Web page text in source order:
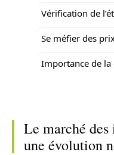
Vérification de
Se méfier des
Importance de la
Le marché
une évolution